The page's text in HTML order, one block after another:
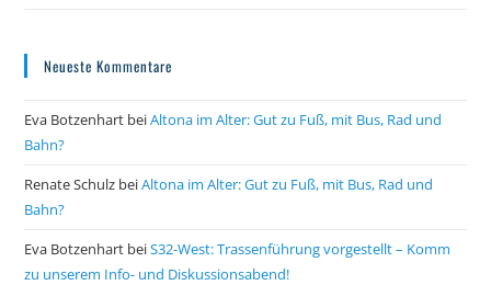
Neueste Kommentare
Eva Botzenhart beiAltona im Alter: Gut zu Fuß, mit Bus, Rad und
Bahn?
Renate Schulz beiAltona im Alter: Gut zu Fuß, mit Bus, Rad und
Bahn?
Eva Botzenhart beiS32-West: Trassenführung vorgestellt – Komm
zu unserem Info- und Diskussionsabend!